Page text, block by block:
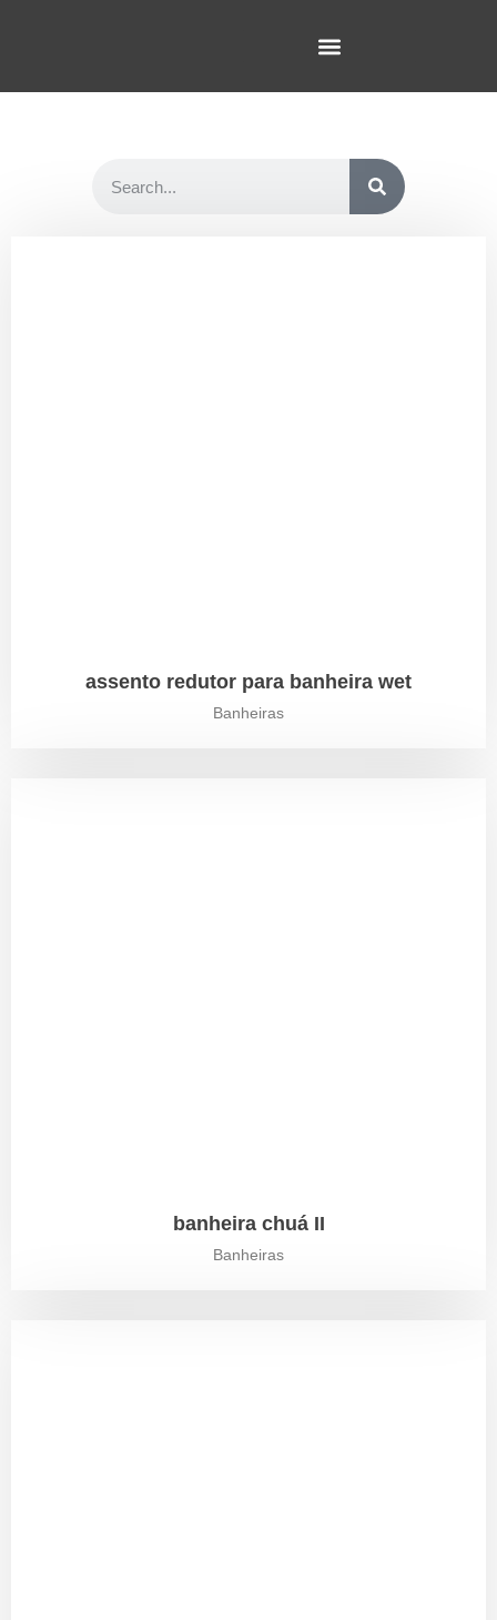
assento redutor para banheira wet
Banheiras
banheira chuá II
Banheiras